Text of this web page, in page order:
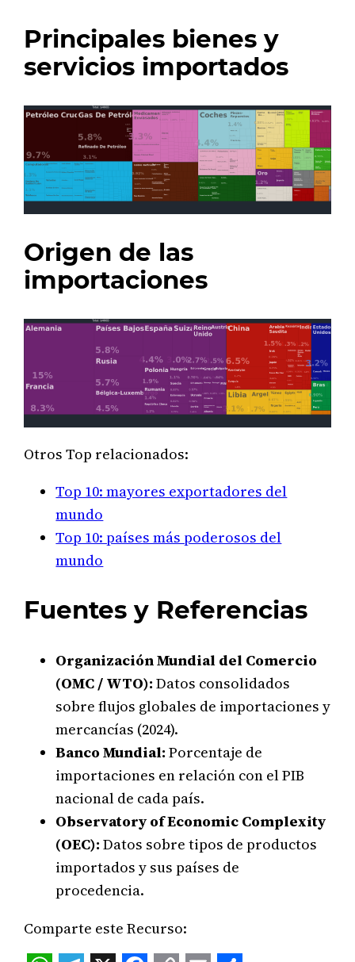
Principales bienes y
servicios importados
Origen de las
importaciones
Otros Top relacionados:
Top 10: mayores exportadores del
mundo
Top 10: países más poderosos del
mundo
Fuentes y Referencias
Organización Mundial del Comercio
(OMC / WTO): Datos consolidados
sobre flujos globales de importaciones y
mercancías (2024).
Banco Mundial: Porcentaje de
importaciones en relación con el PIB
nacional de cada país.
Observatory of Economic Complexity
(OEC): Datos sobre tipos de productos
importados y sus países de
procedencia.
Comparte este Recurso: